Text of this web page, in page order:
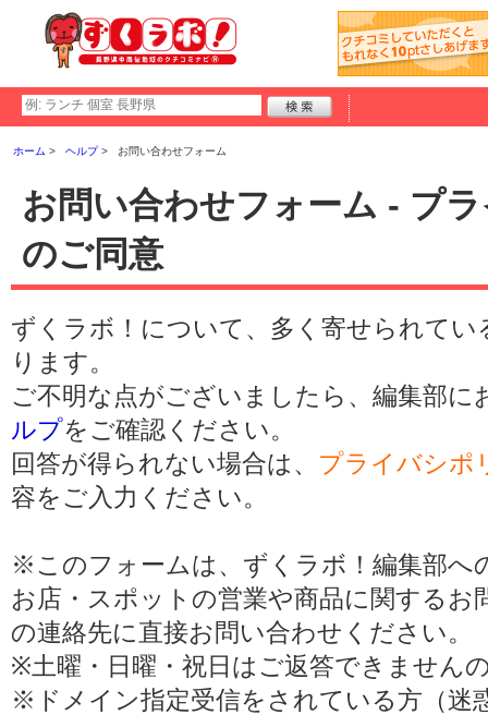
ホーム ヘルプ お問い合わせフォーム
お問い合わせフォーム - プ
のご同意
ずくラボ！について、多く寄せられてい
ります。
ご不明な点がございましたら、編集部
ルプをご確認ください。
回答が得られない場合は、 プライバシポ
容をご入力ください。
※このフォームは、ずくラボ！編集部へ
お店・スポットの営業や商品に関する
の連絡先に直接お問い合わせください。
※土曜・日曜・祝日はご返答できません
※ドメイン指定受信をされている方（迷